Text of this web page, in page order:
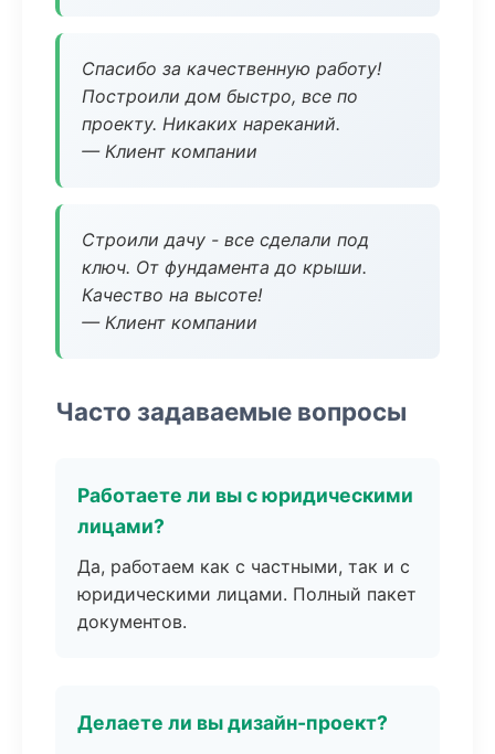
Спасибо за качественную работу!
Построили дом быстро, все по
проекту. Никаких нареканий.
— Клиент компании
Строили дачу - все сделали под
ключ. От фундамента до крыши.
Качество на высоте!
— Клиент компании
Часто задаваемые вопросы
Работаете ли вы с юридическими
лицами?
Да, работаем как с частными, так и с
юридическими лицами. Полный пакет
документов.
Делаете ли вы дизайн-проект?